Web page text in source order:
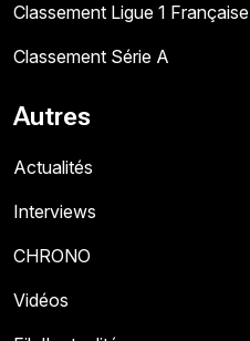
Classement Ligue 1 Française
Classement Série A
Autres
Actualités
Interviews
CHRONO
Vidéos